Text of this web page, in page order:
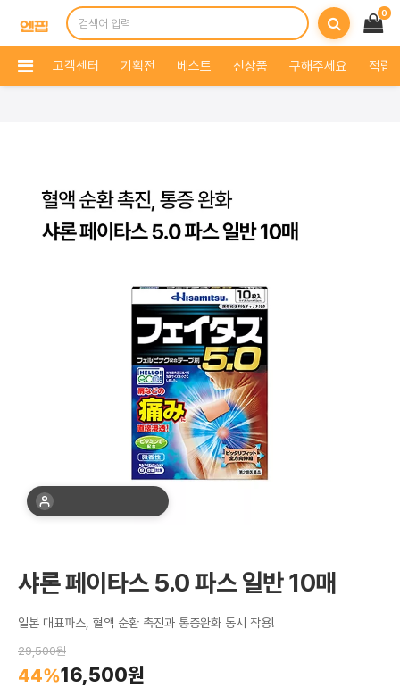
0
고객센터 기획전 베스트 신상품 구해주세요 적립
샤론 페이타스 5.0 파스 일반 10매
일본 대표파스, 혈액 순환 촉진과 통증완화 동시 작용!
29,500원
44%16,500원